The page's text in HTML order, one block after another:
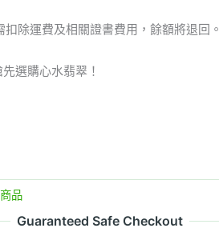
除運費及相關證書費用，餘額將退回。
選購心水翡翠！
品
Guaranteed Safe Checkout